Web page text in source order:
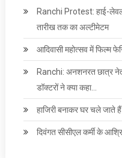
Ranchi Protest: हाई-लेवल
तारीख तक का अल्टीमेटम
आदिवासी महोत्सव में फिल्म
Ranchi: अनशनरत छात्र
डॉक्टरों ने क्या कहा…
हाजिरी बनाकर घर चले जाते
दिवंगत सीसीएल कर्मी के